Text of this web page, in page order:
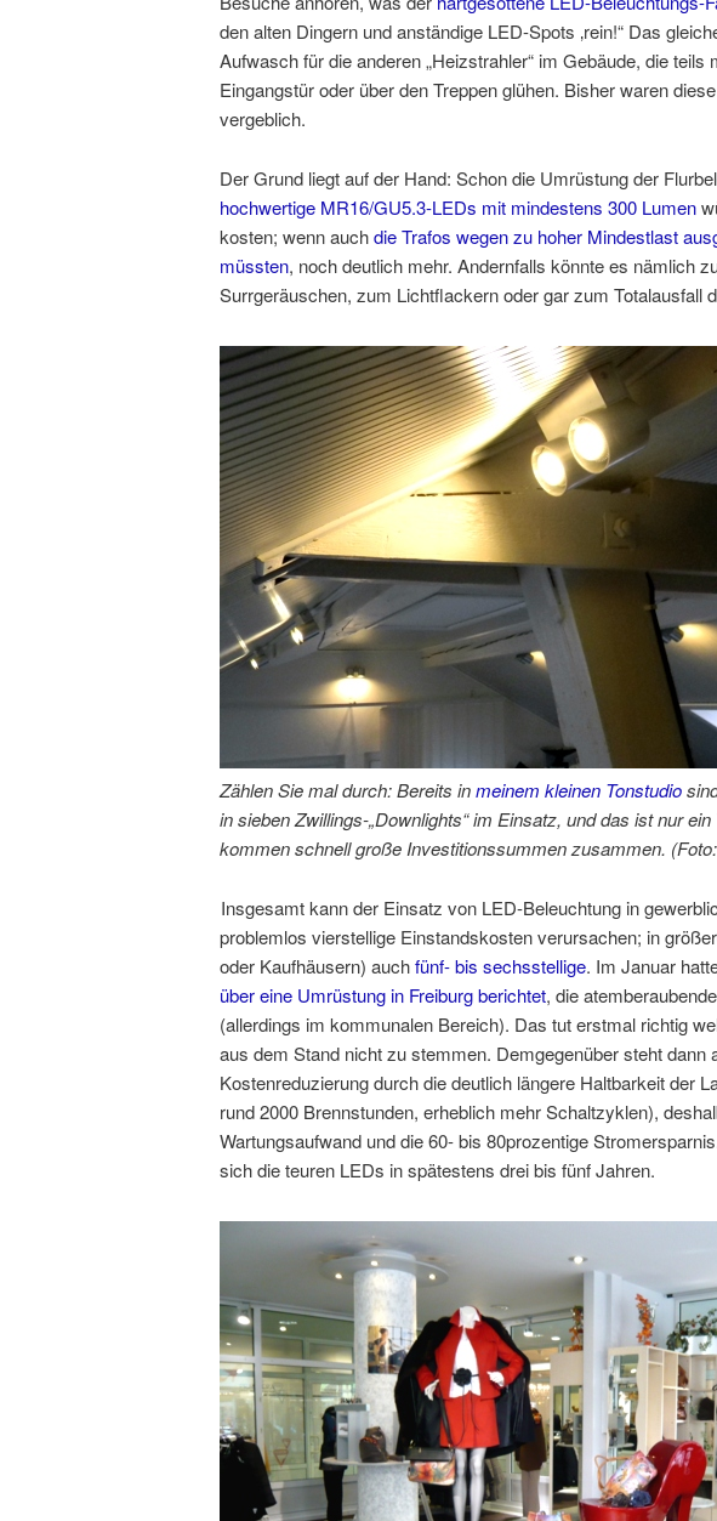
den alten Dingern und anständige LED-Spots ‚rein!“ Das
Aufwasch für die anderen „Heizstrahler“ im Gebäude, die teils
Eingangstür oder über den Treppen glühen. Bisher waren
vergeblich.
Der Grund liegt auf der Hand: Schon die Umrüstung der
hochwertige MR16/GU5.3-LEDs mit mindestens 300 Lumen
kosten; wenn auchdie Trafos wegen zu hoher Mindestlast
müssten, noch deutlich mehr. Andernfalls könnte es nämlich
Surrgeräuschen, zum Lichtflackern oder gar zum Totalausfall
Zählen Sie mal durch: Bereits inmeinem kleinen Tonstudio
in sieben Zwillings-„Downlights“ im Einsatz, und das ist nur
kommen schnell große Investitionssummen zusammen.
Insgesamt kann der Einsatz von LED-Beleuchtung in
problemlos vierstellige Einstandskosten verursachen; in
oder Kaufhäusern) auchfünf- bis sechsstellige. Im Januar
über eine Umrüstung in Freiburg berichtet, die
(allerdings im kommunalen Bereich). Das tut erstmal richtig
aus dem Stand nicht zu stemmen. Demgegenüber steht dann
Kostenreduzierung durch die deutlich längere Haltbarkeit der
rund 2000 Brennstunden, erheblich mehr Schaltzyklen),
Wartungsaufwand und die 60- bis 80prozentige
sich die teuren LEDs in spätestens drei bis fünf Jahren.